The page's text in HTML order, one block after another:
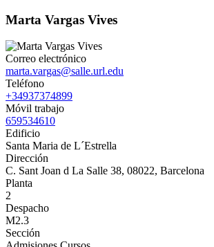
Marta Vargas Vives
Correo electrónico
marta.vargas@salle.url.edu
Teléfono
+34937374899
Móvil trabajo
659534610
Edificio
Santa Maria de L´Estrella
Dirección
C. Sant Joan d La Salle 38, 08022, Barcelona
Planta
2
Despacho
M2.3
Sección